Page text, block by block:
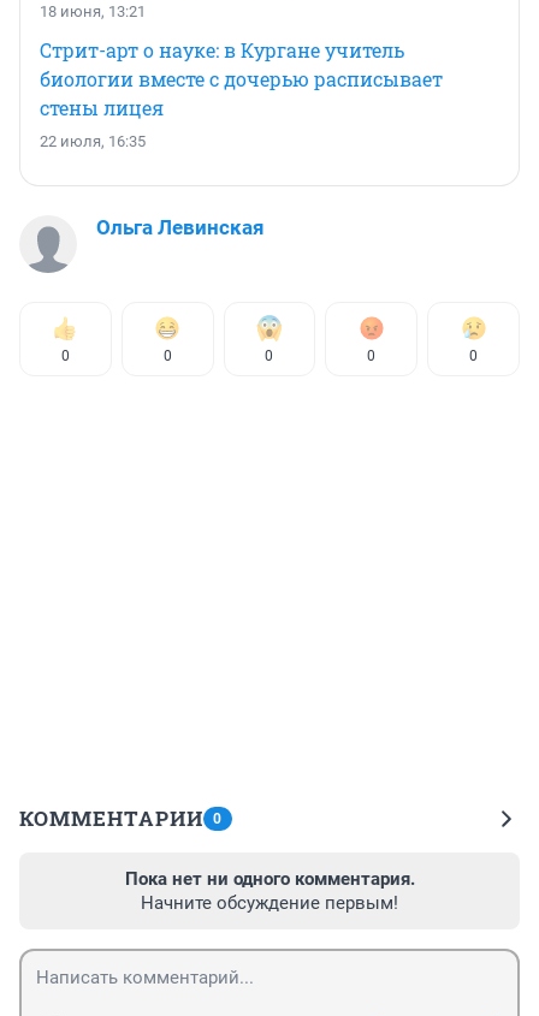
18 июня, 13:21
Стрит-арт о науке: в Кургане учитель
биологии вместе с дочерью расписывает
стены лицея
22 июля, 16:35
Ольга Левинская
0 0 0 0 0
КОММЕНТАРИИ 0
Пока нет ни одного комментария.
Начните обсуждение первым!